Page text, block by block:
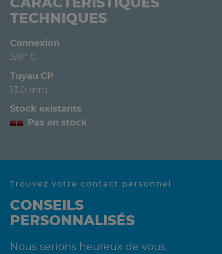
CARACTÉRISTIQUES
TECHNIQUES
Connexion
3/8'' G
Tuyau CP
13,0 mm
Stock existants
Pas en stock
Trouvez votre contact personnel
CONSEILS
PERSONNALISÉS
Nous serions heureux de vous